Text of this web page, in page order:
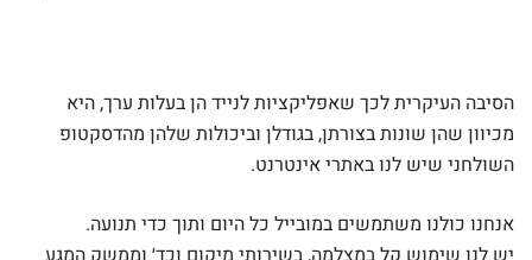
הסיבה העיקרית לכך שאפליקציות לנייד הן בעלות ערך, היא
מכיוון שהן שונות בצורתן, בגודלן וביכולות שלהן מהדסקטופ
השולחני שיש לנו באתרי אינטרנט.
אנחנו כולנו משתמשים במובייל כל היום ותוך כדי תנועה.